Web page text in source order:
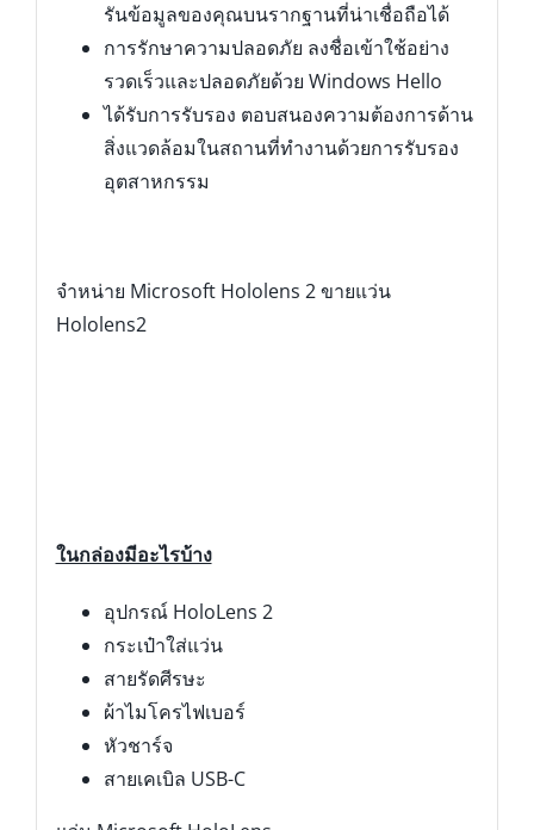
รันข้อมูลของคุณบนรากฐานที่น่าเชื่อถือได้
การรักษาความปลอดภัย ลงชื่อเข้าใช้อย่าง
รวดเร็วและปลอดภัยด้วย Windows Hello
ได้รับการรับรอง ตอบสนองความต้องการด้าน
สิ่งแวดล้อมในสถานที่ทำงานด้วยการรับรอง
อุตสาหกรรม
จำหน่าย Microsoft Hololens 2 ขายแว่น
Hololens2
ในกล่องมีอะไรบ้าง
อุปกรณ์ HoloLens 2
กระเป๋าใส่แว่น
สายรัดศีรษะ
ผ้าไมโครไฟเบอร์
หัวชาร์จ
สายเคเบิล USB-C